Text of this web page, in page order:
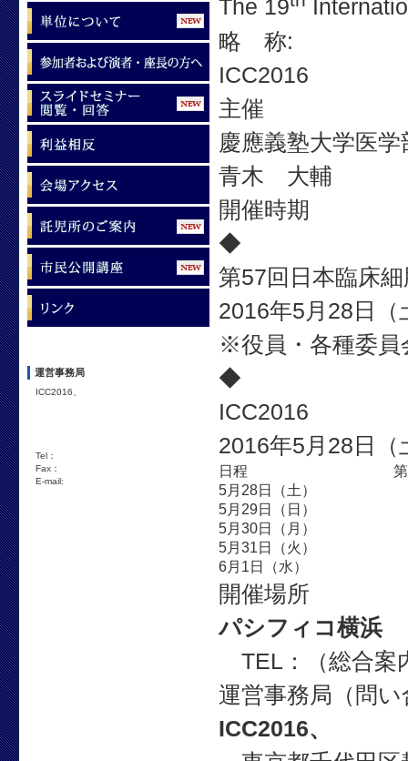
The 19
略 称:
ICC2016
主催
慶應義塾大学医
青木 大輔
開催時期
◆
第57回日本臨床
2016年5月28日（
※役員・各種委員
◆
ICC2016
2016年5月28日（
日程
5月28日（土）
5月29日（日）
5月30日（月）
5月31日（火）
6月1日（水）
開催場所
パシフィコ横浜
TEL：（総合案
運営事務局（問
ICC2016、
運営事務局
ICC2016、
Tel：
Fax：
E-mail: